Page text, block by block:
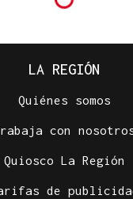
LA REGIÓN
Quiénes somos
con
Quiosco La Región
de